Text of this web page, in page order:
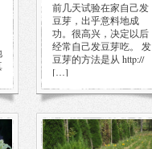
前几天试验在家自己发
豆芽，出乎意料地成
功。很高兴，决定以后
经常自己发豆芽吃。 发
豆芽的方法是从 http://
[…]
萱草